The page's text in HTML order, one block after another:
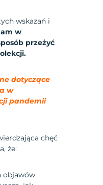
wskazań i
w
przeżyć
dotyczące
w
pandemii
chęć
że:
objawów